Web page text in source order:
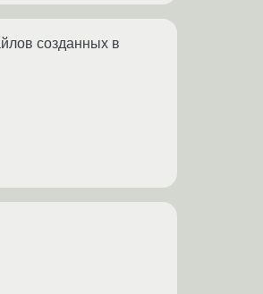
созданных в